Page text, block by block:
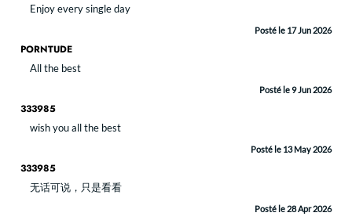
Enjoy every single day
Posté le 17 Jun 2026
PORNTUDE
All the best
Posté le 9 Jun 2026
333985
wish you all the best
Posté le 13 May 2026
333985
无话可说，只是看看
Posté le 28 Apr 2026